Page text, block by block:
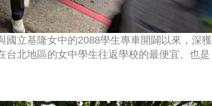
國立基隆女中的2088學生專車開闢以來，深獲
台北地區的女中學生往返學校的最便宜、也是